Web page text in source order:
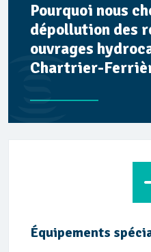
Pourquoi nous
dépollution des
ouvrages
Chartrier-
Équipements